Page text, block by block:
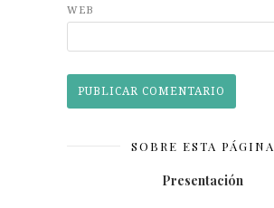
WEB
SOBRE ESTA PÁGINA
Presentación